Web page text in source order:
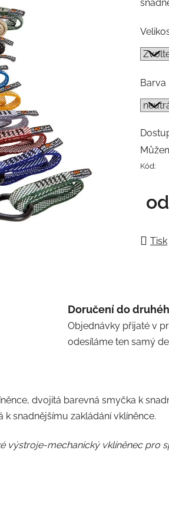
Barva
Kód:
od
Tisk
Doručení do
Objednávky přijaté v
odesíláme ten samý
dvojitá barevná smyčka k
snadnějšímu zakládání vklíněnce.
výstroje-mechanický vklíněnec pro